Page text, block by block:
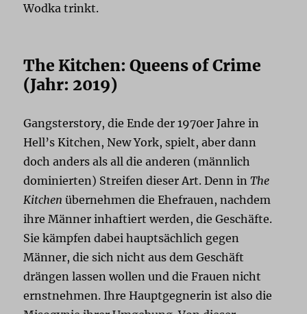
Wodka trinkt.
The Kitchen: Queens of Crime
(Jahr: 2019)
Gangsterstory, die Ende der 1970er Jahre in
Hell’s Kitchen, New York, spielt, aber dann
doch anders als all die anderen (männlich
dominierten) Streifen dieser Art. Denn inThe
Kitchen übernehmen die Ehefrauen, nachdem
ihre Männer inhaftiert werden, die Geschäfte.
Sie kämpfen dabei hauptsächlich gegen
Männer, die sich nicht aus dem Geschäft
drängen lassen wollen und die Frauen nicht
ernstnehmen. Ihre Hauptgegnerin ist also die